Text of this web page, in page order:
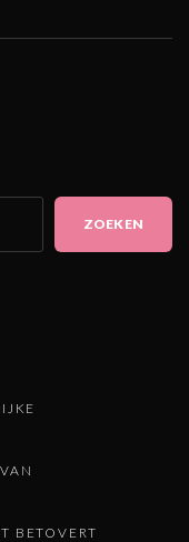
ZOEKEN
BETOVERT